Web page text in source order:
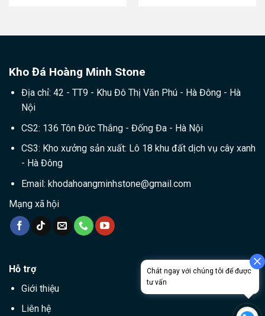
Kho Đá Hoàng Minh Stone
Địa chỉ: 42 - TT9 - Khu Đô Thị Văn Phú - Hà Đông - Hà
Nội
CS2: 136 Tôn Đức Thắng - Đống Đa - Hà Nội
CS3: Kho xưởng sản xuất: Lô 18 khu đất dịch vụ cây xanh
- Hà Đông
Email: khodahoangminhstone@gmail.com
Mạng xã hội
Hỗ trợ
Giới thiệu
Liên hệ